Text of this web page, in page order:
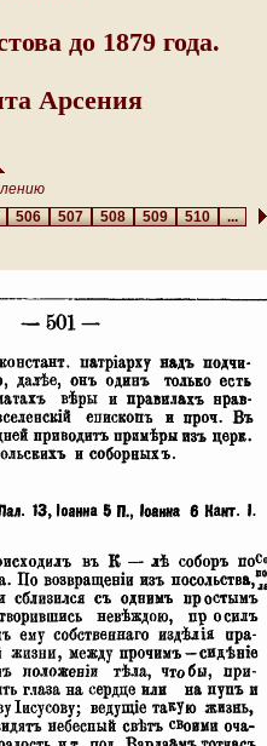
до 1879 года.
Арсения
506507508509510...